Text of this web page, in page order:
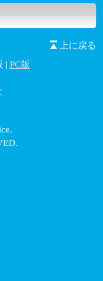
上に戻る
| PC版